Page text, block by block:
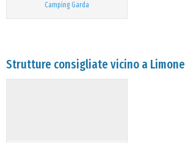
Camping Garda
Strutture consigliate vicino a Limone